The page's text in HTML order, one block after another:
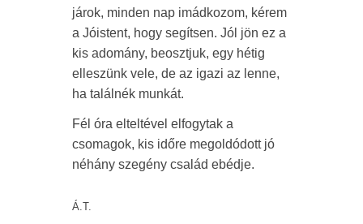
járok, minden nap imádkozom, kérem
a Jóistent, hogy segítsen. Jól jön ez a
kis adomány, beosztjuk, egy hétig
elleszünk vele, de az igazi az lenne,
ha találnék munkát.
Fél óra elteltével elfogytak a
csomagok, kis időre megoldódott jó
néhány szegény család ebédje.
Á.T.